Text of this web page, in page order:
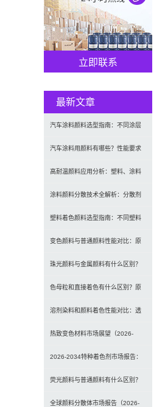
立即联系
最新文章
汽车涂料颜料选型指南：不同涂层
应用要求、OEM与修补漆用颜料区
别及常见问题
汽车涂料用颜料有哪些？性能要求
及常用颜料类型介绍
高耐温颜料应用分析：塑料、涂料
及工程材料的选型原则与行业实践
涂料颜料分散技术全解析：分散剂
选型、研磨工艺及常见问题解决
塑料着色颜料选型指南：不同塑料
材料如何选择合适颜料？
变色颜料与普通颜料性能对比：原
理、特点及应用差异解析
珠光颜料与金属颜料有什么区别？
原理、效果与应用对比
色母粒和直接着色有什么区别？原
理、性能与应用全面对比
溶剂染料和颜料着色性能对比：透
明性、耐候性与应用选择全解析
热致变色材料市场展望（2026-
2034）：2034年将达336亿美元，
亚太份额超四成
2026-2034特种着色剂市场报告：
规模、份额、趋势及预测
荧光颜料与普通颜料有什么区别？
发光原理、性能对比及应用解析
全球颜料分散体市场报告（2026-